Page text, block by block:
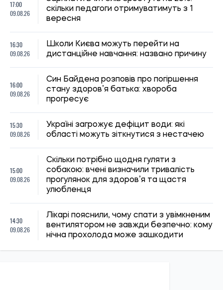
15:00
09.08.26
собакою: вчені визначили тривалість
прогулянок для здоров’я та щастя
14:30
09.08.26
Лікарі пояснили, чому спати з увімкненим
нічна прохолода може зашкодити